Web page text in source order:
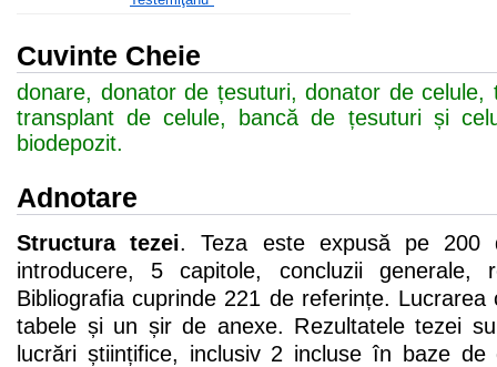
Cuvinte Cheie
donare, donator de țesuturi, donator de celule,
transplant de celule, bancă de țesuturi și
biodepozit.
Adnotare
Structura tezei. Teza este expusă pe 200
introducere, 5 capitole, concluzii generale,
Bibliografia cuprinde 221 de referințe.
tabele și un șir de anexe. Rezultatele tezei
lucrări științifice, inclusiv 2 incluse în baze de